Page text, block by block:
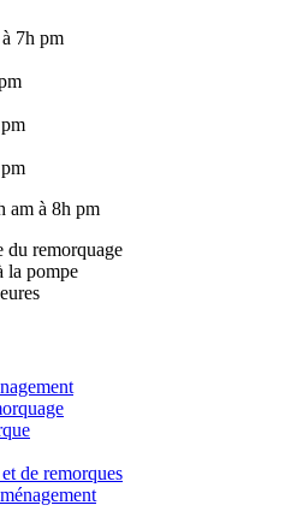
7h pm
am à 8h pm
du remorquage
la pompe
de remorques